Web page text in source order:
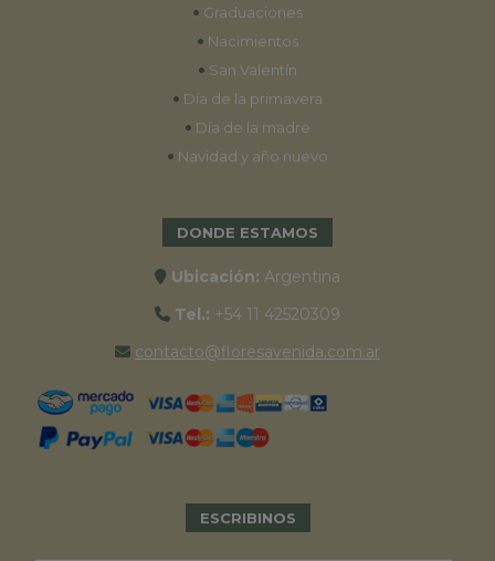
• Graduaciones
• Nacimientos
• San Valentín
• Día de la primavera
• Día de la madre
• Navidad y año nuevo
DONDE ESTAMOS
Ubicación: Argentina
Tel.: +54 11 42520309
contacto@floresavenida.com.ar
ESCRIBINOS